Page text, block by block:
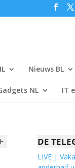
Nieuws BL
NL IT
DE
LIVE |